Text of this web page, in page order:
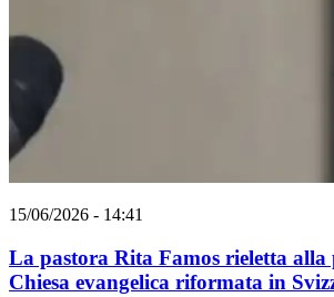
15/06/2026 - 14:41
La pastora Rita Famos rieletta alla
Chiesa evangelica riformata in